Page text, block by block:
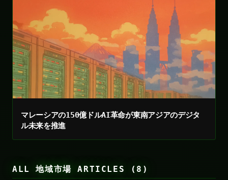
マレーシアの150億ドルAI革命が東南アジアのデジタ
ル未来を推進
ALL 地域市場 ARTICLES (8)